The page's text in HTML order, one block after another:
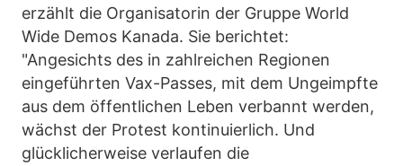
erzählt die Organisatorin der Gruppe World
Wide Demos Kanada. Sie berichtet:
"Angesichts des in zahlreichen Regionen
eingeführten Vax-Passes, mit dem Ungeimpfte
aus dem öffentlichen Leben verbannt werden,
wächst der Protest kontinuierlich. Und
glücklicherweise verlaufen die